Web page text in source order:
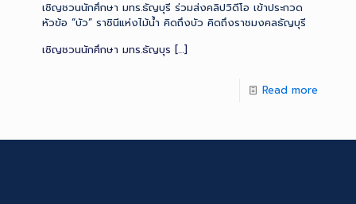
เชิญชวนนักศึกษา มทร.ธัญบุรี ร่วมส่งคลิปวิดีโอ เข้าประกวด
หัวข้อ “บัว” ราชินีแห่งไม้น้ำ คิดถึงบัว คิดถึงราชมงคลธัญบุรี
เชิญชวนนักศึกษา มทร.ธัญบุร […]
Read more